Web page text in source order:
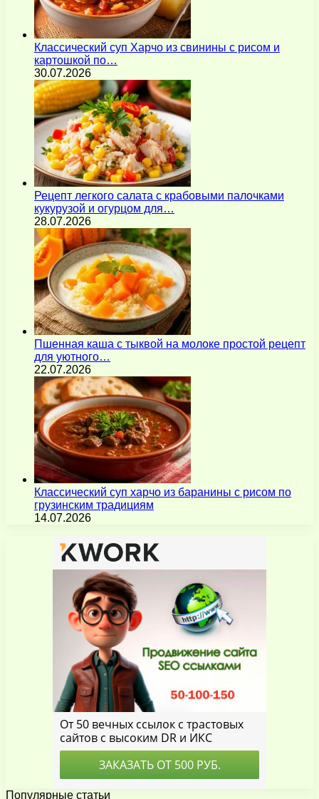
Классический суп Харчо из свинины с рисом и
картошкой по…
30.07.2026
Рецепт легкого салата с крабовыми палочками
кукурузой и огурцом для…
28.07.2026
Пшенная каша с тыквой на молоке простой рецепт
для уютного…
22.07.2026
Классический суп харчо из баранины с рисом по
грузинским традициям
14.07.2026
Популярные статьи